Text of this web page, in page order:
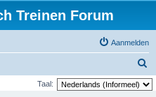
Treinen Forum
Aanmelden
o
Taal: